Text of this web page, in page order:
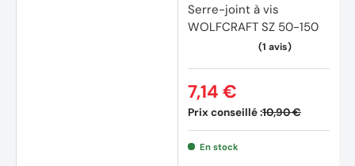
Serre-joint à vis
WOLFCRAFT SZ 50-150
Prix conseillé :10,90 €
7,14 €
En stock